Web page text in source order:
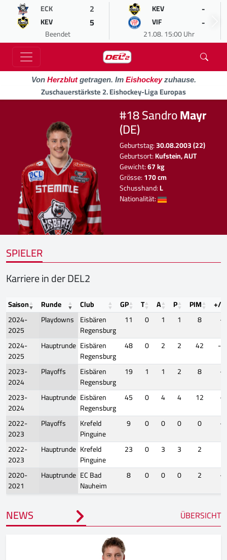
ECK 2
KEV 5
Beendet
KEV -
VIF -
21.08. 15:00 Uhr
Von Herzblutgetragen. Im Eishockeyzuhause.
Zuschauerstärkste 2. Eishockey-Liga Europas
#18 SandroMayr
(DE)
Geburtstag:30.08.2003 (22)
Geburtsort:Kufstein, AUT
Gewicht:67 kg
Grösse:170 cm
Schusshand:L
Nationalität:
SPIELER
Karriere in der DEL2
Saison Runde Club GP T A P PIM
+/-
2024-
2025
Playdowns Eisbären
Regensburg
11 0 1 1 8
-1
2024-
2025
Hauptrunde Eisbären
Regensburg
48 0 2 2 42
-
2023-
2024
Playoffs
Eisbären
Regensburg
19 1 1 2 8
-1
2023-
2024
Hauptrunde Eisbären
Regensburg
45 0 4 4 12
-9
2022-
2023
Playoffs
Krefeld
Pinguine
9 0 0 0 0
-2
2022-
2023
Hauptrunde Krefeld
Pinguine
23 0 3 3 2
2020-
2021
Hauptrunde EC Bad
Nauheim
8 0 0 0 2 -5
NEWS ÜBERSICHT